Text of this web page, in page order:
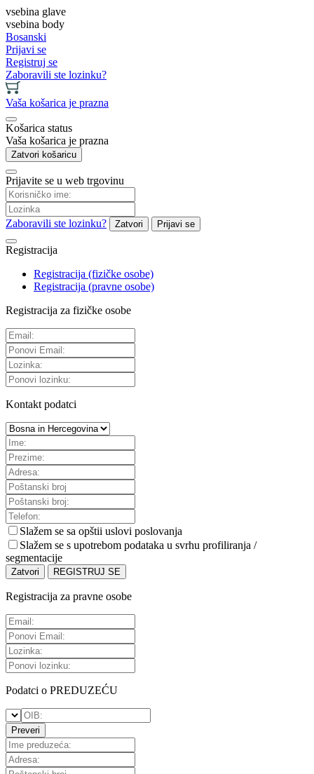
vsebina glave
vsebina body
Bosanski
Prijavi se
Registruj se
Zaboravili ste lozinku?
Vaša košarica je prazna
Košarica status
Vaša košarica je prazna
Zatvori košaricu
Prijavite se u web trgovinu
Zaboravili ste lozinku? Zatvori Prijavi se
Registracija
Registracija (fizičke osobe)
Registracija (pravne osobe)
Registracija za fizičke osobe
Kontakt podatci
Slažem se sa opštii uslovi poslovanja
Slažem se s upotrebom podataka u svrhu profiliranja /
segmentacije
Zatvori REGISTRUJ SE
Registracija za pravne osobe
Podatci o PREDUZEĆU
Preveri